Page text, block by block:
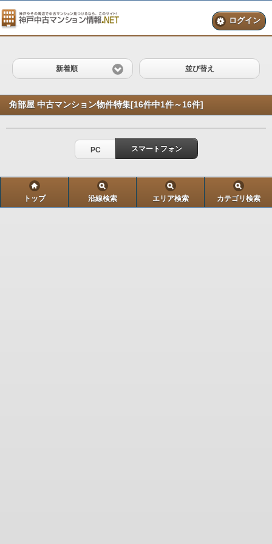
ログイン
新着順 並び替え
角部屋 中古マンション物件特集[16件中1件～16件]
PC スマートフォン
トップ 沿線検索 エリア検索 カテゴリ検索